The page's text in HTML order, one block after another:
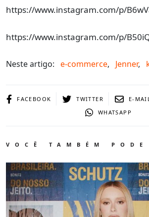
https://www.instagram.com/p/
https://www.instagram.com/p/
Neste artigo: e-commerce, Jenner,
FACEBOOK TWITTER E-
WHATSAPP
VOCÊ TAMBÉM PODE